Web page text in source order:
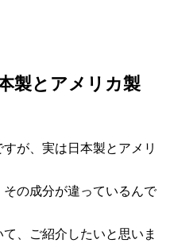
製とアメリカ製
が、実は日本製とアメリ
の成分が違っているんで
、ご紹介したいと思いま